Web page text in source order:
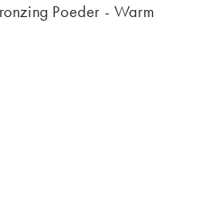
Poeder - Warm